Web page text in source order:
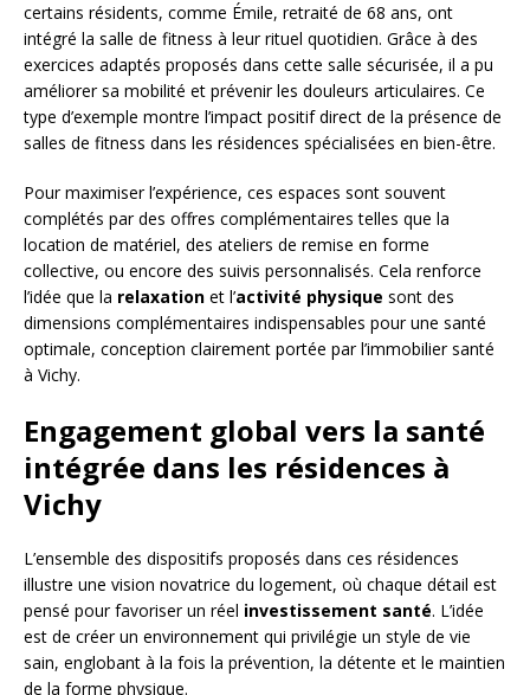
certains résidents, comme Émile, retraité de 68 ans, ont
intégré la salle de fitness à leur rituel quotidien. Grâce à des
exercices adaptés proposés dans cette salle sécurisée, il a pu
améliorer sa mobilité et prévenir les douleurs articulaires. Ce
type d’exemple montre l’impact positif direct de la présence de
salles de fitness dans les résidences spécialisées en bien-être.
Pour maximiser l’expérience, ces espaces sont souvent
complétés par des offres complémentaires telles que la
location de matériel, des ateliers de remise en forme
collective, ou encore des suivis personnalisés. Cela renforce
l’idée que la relaxation et l’activité physique sont des
dimensions complémentaires indispensables pour une santé
optimale, conception clairement portée par l’immobilier santé
à Vichy.
Engagement global vers la santé
intégrée dans les résidences à
Vichy
L’ensemble des dispositifs proposés dans ces résidences
illustre une vision novatrice du logement, où chaque détail est
pensé pour favoriser un réel investissement santé. L’idée
est de créer un environnement qui privilégie un style de vie
sain, englobant à la fois la prévention, la détente et le maintien
de la forme physique.